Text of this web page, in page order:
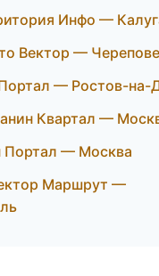
Инфо —
Вектор —
— Ростов-на-
Квартал —
— Москва
Маршрут —